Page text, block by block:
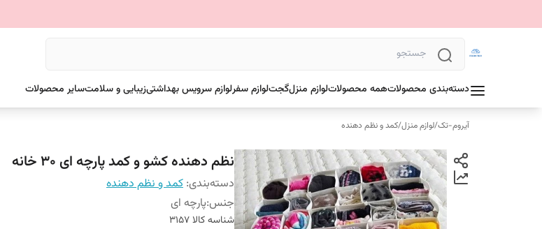
دسته‌بندی محصولاتهمه محصولاتلوازم منزلگجتلوازم سفرلوازم سرویس بهداشتیزیبایی و سلامتسایر محصولات
آیروم-تک/لوازم منزل/کمد و نظم دهنده
نظم دهنده کشو و کمد پارچه ای 30 خانه
دسته‌بندی: کمد و نظم دهنده
جنس:پارچه ای
شناسه کالا3157